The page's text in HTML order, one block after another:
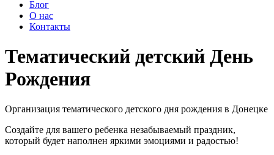
Блог
О нас
Контакты
Тематический детский День
Рождения
Организация тематического детского дня рождения в Донецке
Создайте для вашего ребенка незабываемый праздник,
который будет наполнен яркими эмоциями и радостью!